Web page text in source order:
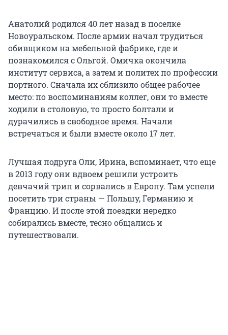
Анатолий родился 40 лет назад в поселке
Новоуральском. После армии начал трудиться
обивщиком на мебельной фабрике, где и
познакомился с Ольгой. Омичка окончила
институт сервиса, а затем и политех по профессии
портного. Сначала их сблизило общее рабочее
место: по воспоминаниям коллег, они то вместе
ходили в столовую, то просто болтали и
дурачились в свободное время. Начали
встречаться и были вместе около 17 лет.
Лучшая подруга Оли, Ирина, вспоминает, что еще
в 2013 году они вдвоем решили устроить
девчачий трип и сорвались в Европу. Там успели
посетить три страны — Польшу, Германию и
Францию. И после этой поездки нередко
собирались вместе, тесно общались и
путешествовали.